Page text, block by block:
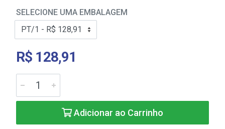
SELECIONE UMA EMBALAGEM
R$ 128,91
Adicionar ao Carrinho